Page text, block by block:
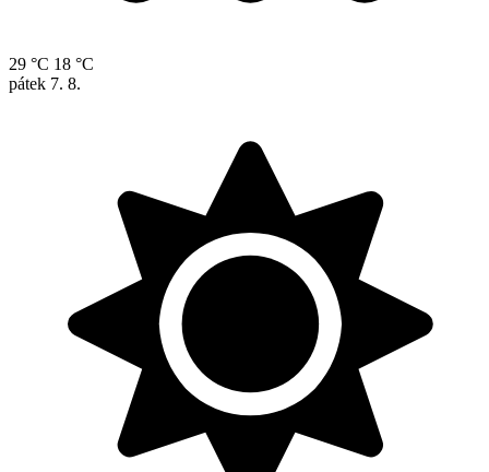
29 °C 18 °C
pátek 7. 8.